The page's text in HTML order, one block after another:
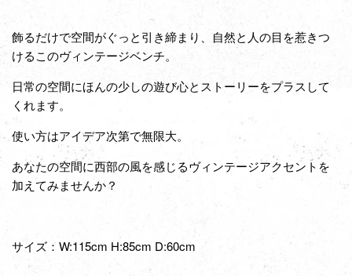
飾るだけで空間がぐっと引き締まり、自然と人の目を惹きつ
けるこのヴィンテージベンチ。
日常の空間にほんの少しの遊び心とストーリーをプラスして
くれます。
使い方はアイデア次第で無限大。
あなたの空間に西部の風を感じるヴィンテージアクセントを
加えてみませんか？
サイズ： W:115cm H:85cm D:60cm